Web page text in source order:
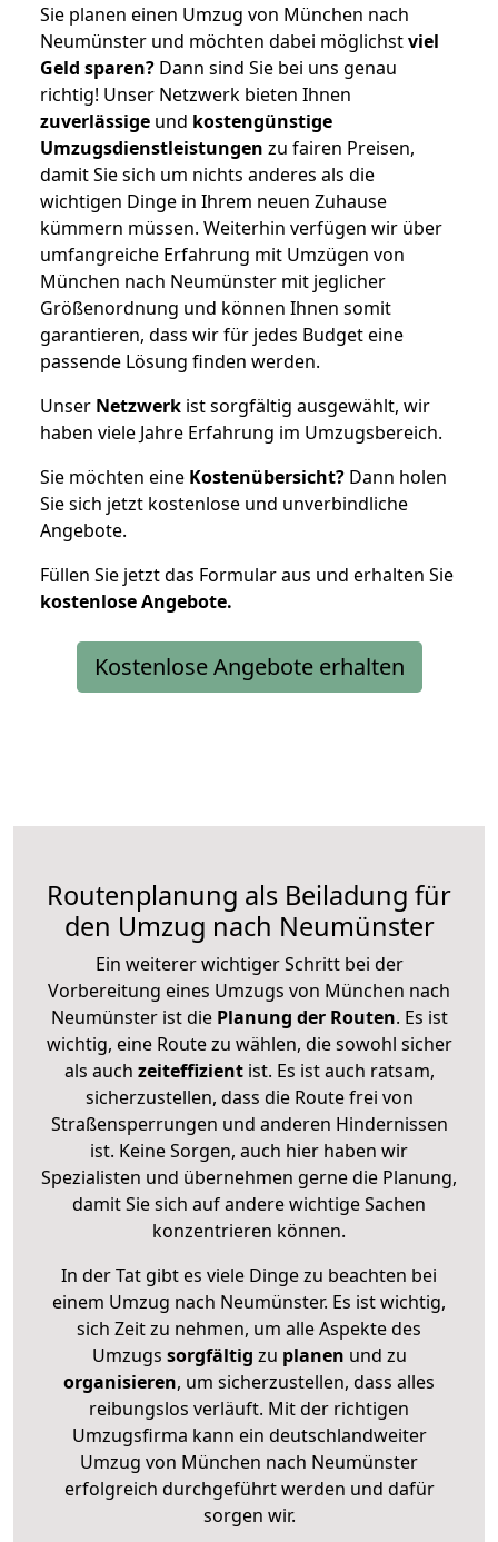
Sie planen einen Umzug von München nach
Neumünster und möchten dabei möglichstviel
Geld sparen? Dann sind Sie bei uns genau
richtig! Unser Netzwerk bieten Ihnen
zuverlässige und kostengünstige
Umzugsdienstleistungen zu fairen Preisen,
damit Sie sich um nichts anderes als die
wichtigen Dinge in Ihrem neuen Zuhause
kümmern müssen. Weiterhin verfügen wir über
umfangreiche Erfahrung mit Umzügen von
München nach Neumünster mit jeglicher
Größenordnung und können Ihnen somit
garantieren, dass wir für jedes Budget eine
passende Lösung finden werden.
Unser Netzwerk ist sorgfältig ausgewählt, wir
haben viele Jahre Erfahrung im Umzugsbereich.
Sie möchten eine Kostenübersicht? Dann holen
Sie sich jetzt kostenlose und unverbindliche
Angebote.
Füllen Sie jetzt das Formular aus und erhalten Sie
kostenloseAngebote.
Kostenlose Angebote erhalten
Routenplanung als Beiladung für
den Umzug nach Neumünster
Ein weiterer wichtiger Schritt bei der
Vorbereitung eines Umzugs von München nach
Neumünster ist diePlanung der Routen. Es ist
wichtig, eine Route zu wählen, die sowohl sicher
als auch zeiteffizientist. Es ist auch ratsam,
sicherzustellen, dass die Route frei von
Straßensperrungen und anderen Hindernissen
ist. Keine Sorgen, auch hier haben wir
Spezialisten und übernehmen gerne die Planung,
damit Sie sich auf andere wichtige Sachen
konzentrieren können.
In der Tat gibt es viele Dinge zu beachten bei
einem Umzug nach Neumünster. Es ist wichtig,
sich Zeit zu nehmen, um alle Aspekte des
Umzugs sorgfältig zu planen und zu
organisieren, um sicherzustellen, dass alles
reibungslos verläuft. Mit der richtigen
Umzugsfirma kann ein deutschlandweiter
Umzug von München nach Neumünster
erfolgreich durchgeführt werden und dafür
sorgen wir.